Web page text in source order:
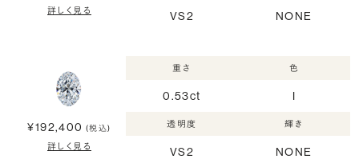
詳しく見る VS2 NONE
¥192,400 (税込)
詳しく見る
重さ
0.53ct
色
I
透明度
VS2
輝き
NONE